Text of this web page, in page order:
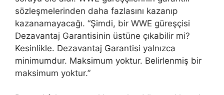
sözleşmelerinden daha fazlasını kazanıp
kazanamayacağı. “Şimdi, bir WWE güreşçisi
Dezavantaj Garantisinin üstüne çıkabilir mi?
Kesinlikle. Dezavantaj Garantisi yalnızca
minimumdur. Maksimum yoktur. Belirlenmiş bir
maksimum yoktur.”